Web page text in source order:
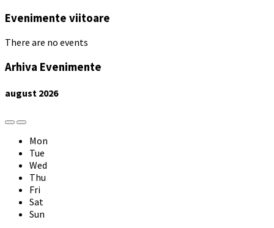
Evenimente viitoare
There are no events
Arhiva Evenimente
august 2026
Previous
Month
Next
Month
Mon
Tue
Wed
Thu
Fri
Sat
Sun